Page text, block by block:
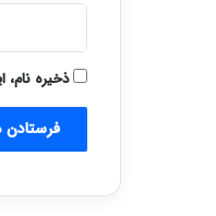
ذخیره